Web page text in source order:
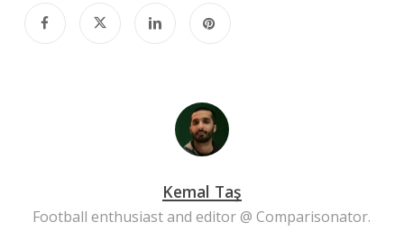
Kemal Taş
Football enthusiast and editor @ Comparisonator.